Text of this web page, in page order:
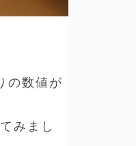
の数値が
みまし